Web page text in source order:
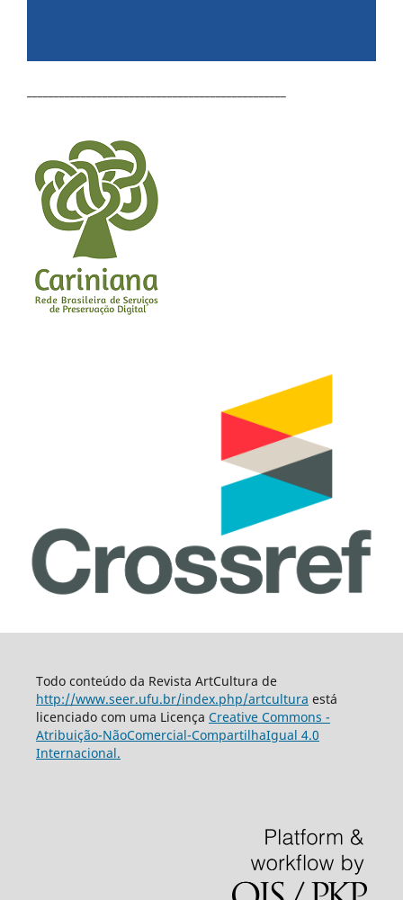
Todo conteúdo da Revista ArtCultura de
http://www.seer.ufu.br/index.php/artcultura está
licenciado com uma Licença Creative Commons -
Atribuição-NãoComercial-CompartilhaIgual 4.0
Internacional.